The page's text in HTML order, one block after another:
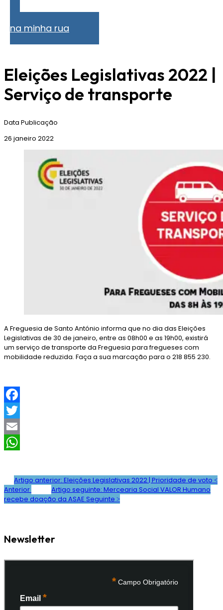
na minha rua
Eleições Legislativas 2022 |
Serviço de transporte
Data Publicação
26 janeiro 2022
A Freguesia de Santo António informa que no dia das Eleições
Legislativas de 30 de janeiro, entre as 08h00 e as 19h00, existirá
um serviço de transporte da Freguesia para fregueses com
mobilidade reduzida. Faça a sua marcação para o 218 855 230.
F
a
c
o
o
T
w
t
e
E
i
l
a
t
A
Artigo anterior: Eleições Legislativas 2022 | Prioridade de voto
Anterior
Artigo seguinte: Mercearia Social VALOR Humano
recebe doação da ASAE Seguinte
Newsletter